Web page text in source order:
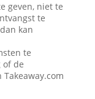
geven, niet te
te
kan
te
of de